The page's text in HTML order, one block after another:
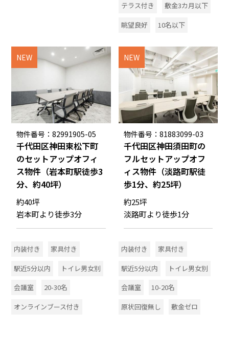
テラス付き
敷金3カ月以下
眺望良好
10名以下
NEW
物件番号：82991905-05
千代田区神田東松下町
のセットアップオフィ
ス物件（岩本町駅徒歩3
分、約40坪）
約40坪
岩本町より徒歩3分
内装付き
家具付き
駅近5分以内
トイレ男女別
会議室
20-30名
オンラインブース付き
NEW
物件番号：81883099-03
千代田区神田須田町の
フルセットアップオフ
ィス物件（淡路町駅徒
歩1分、約25坪）
約25坪
淡路町より徒歩1分
内装付き
家具付き
駅近5分以内
トイレ男女別
会議室
10-20名
原状回復無し
敷金ゼロ